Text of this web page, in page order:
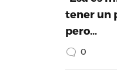
tener un
pero…
0